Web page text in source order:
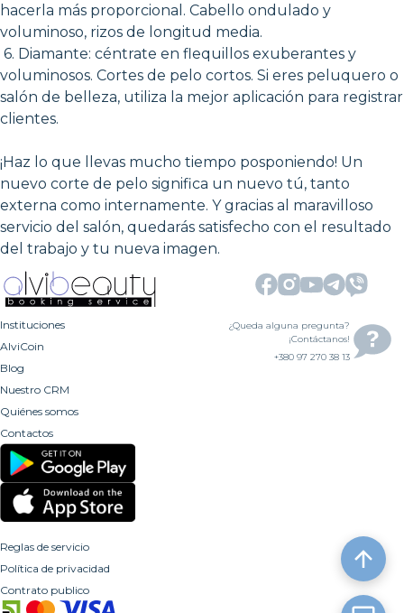
hacerla más proporcional. Cabello ondulado y
voluminoso, rizos de longitud media.
6. Diamante: céntrate en flequillos exuberantes y
voluminosos. Cortes de pelo cortos. Si eres peluquero o
salón de belleza, utiliza la mejor aplicación para registrar
clientes.
¡Haz lo que llevas mucho tiempo posponiendo! Un
nuevo corte de pelo significa un nuevo tú, tanto
externa como internamente. Y gracias al maravilloso
servicio del salón, quedarás satisfecho con el resultado
del trabajo y tu nueva imagen.
Instituciones
AlviCoin
Blog
Nuestro CRM
Quiénes somos
Contactos
¿Queda alguna pregunta?
¡Contáctanos!
+380 97 270 38 13
Reglas de servicio
Política de privacidad
Contrato publico